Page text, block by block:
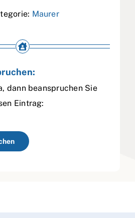
Maurer
dann beanspruchen Sie
Eintrag: